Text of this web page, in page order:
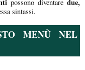
possono diventaredue,
sintassi.
MENÙ NEL